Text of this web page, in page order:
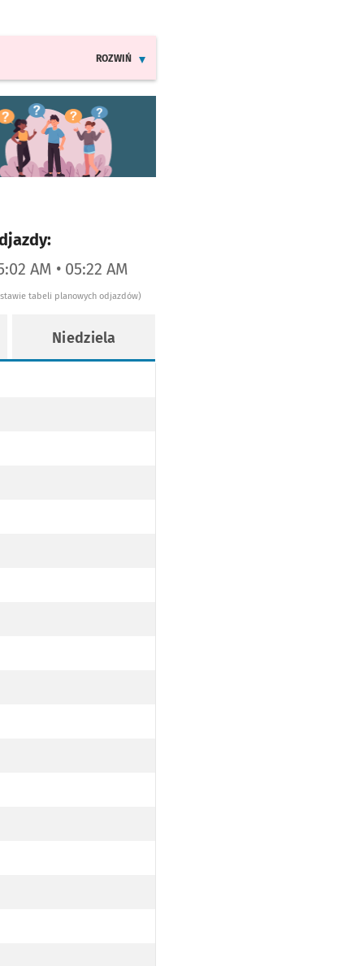
ROZWIŃ
się w nowej karcie
AM • 05:22 AM
tabeli planowych odjazdów)
Niedziela
PO TRASIE)